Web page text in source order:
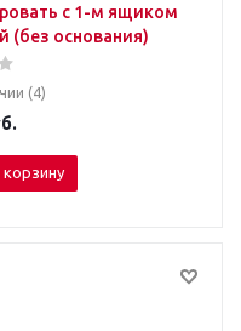
с 1-м ящиком
(без основания)
(4)
корзину